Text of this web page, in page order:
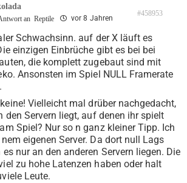
an Reptile vor 8 Jahren
#458953
Schwachsinn. auf der X läuft es
einzigen Einbrüche gibt es bei bei
die komplett zugebaut sind mit
Ansonsten im Spiel NULL Framerate
Vielleicht mal drüber nachgedacht,
den Servern liegt, auf denen ihr spielt
Spiel? Nur so n ganz kleiner Tipp. Ich
eigenen Server. Da dort null Lags
nur an den anderen Servern liegen. Die
zu hohe Latenzen haben oder halt
Leute.